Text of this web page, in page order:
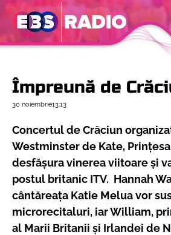
Împreună de
30 noiembrie13:13
Concertul de Crăciun
Westminster de Kate,
desfăşura vinerea viitoare şi
postul britanic ITV. Hannah
cântăreața Katie Melua vor
microrecitaluri, iar William,
al Marii Britanii şi Irlandei de